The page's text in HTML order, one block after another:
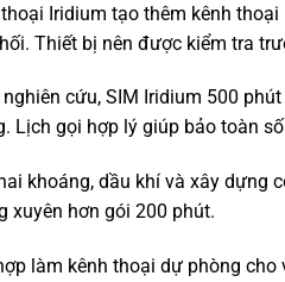
Iridium tạo thêm kênh
Thiết bị nên được kiểm tra
cứu, SIM Iridium 500
Lịch gọi hợp lý giúp bảo toàn
khoáng, dầu khí và xây dựng
xuyên hơn gói 200 phút.
làm kênh thoại dự phòng